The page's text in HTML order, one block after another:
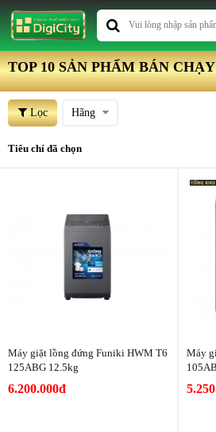
TOP 10 SẢN PHẨM BÁN
Lọc Hãng
Tiêu chí đã chọn
Máy giặt lồng đứng Funiki HWM T6
125ABG 12.5kg
6.200.000đ
Máy